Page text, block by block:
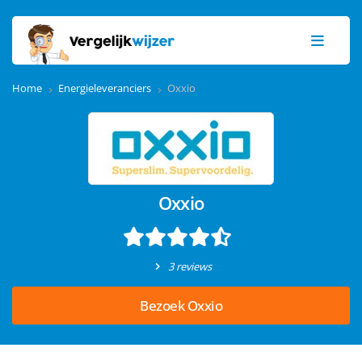
Home Energieleveranciers Oxxio
Oxxio
3 reviews
Bezoek Oxxio